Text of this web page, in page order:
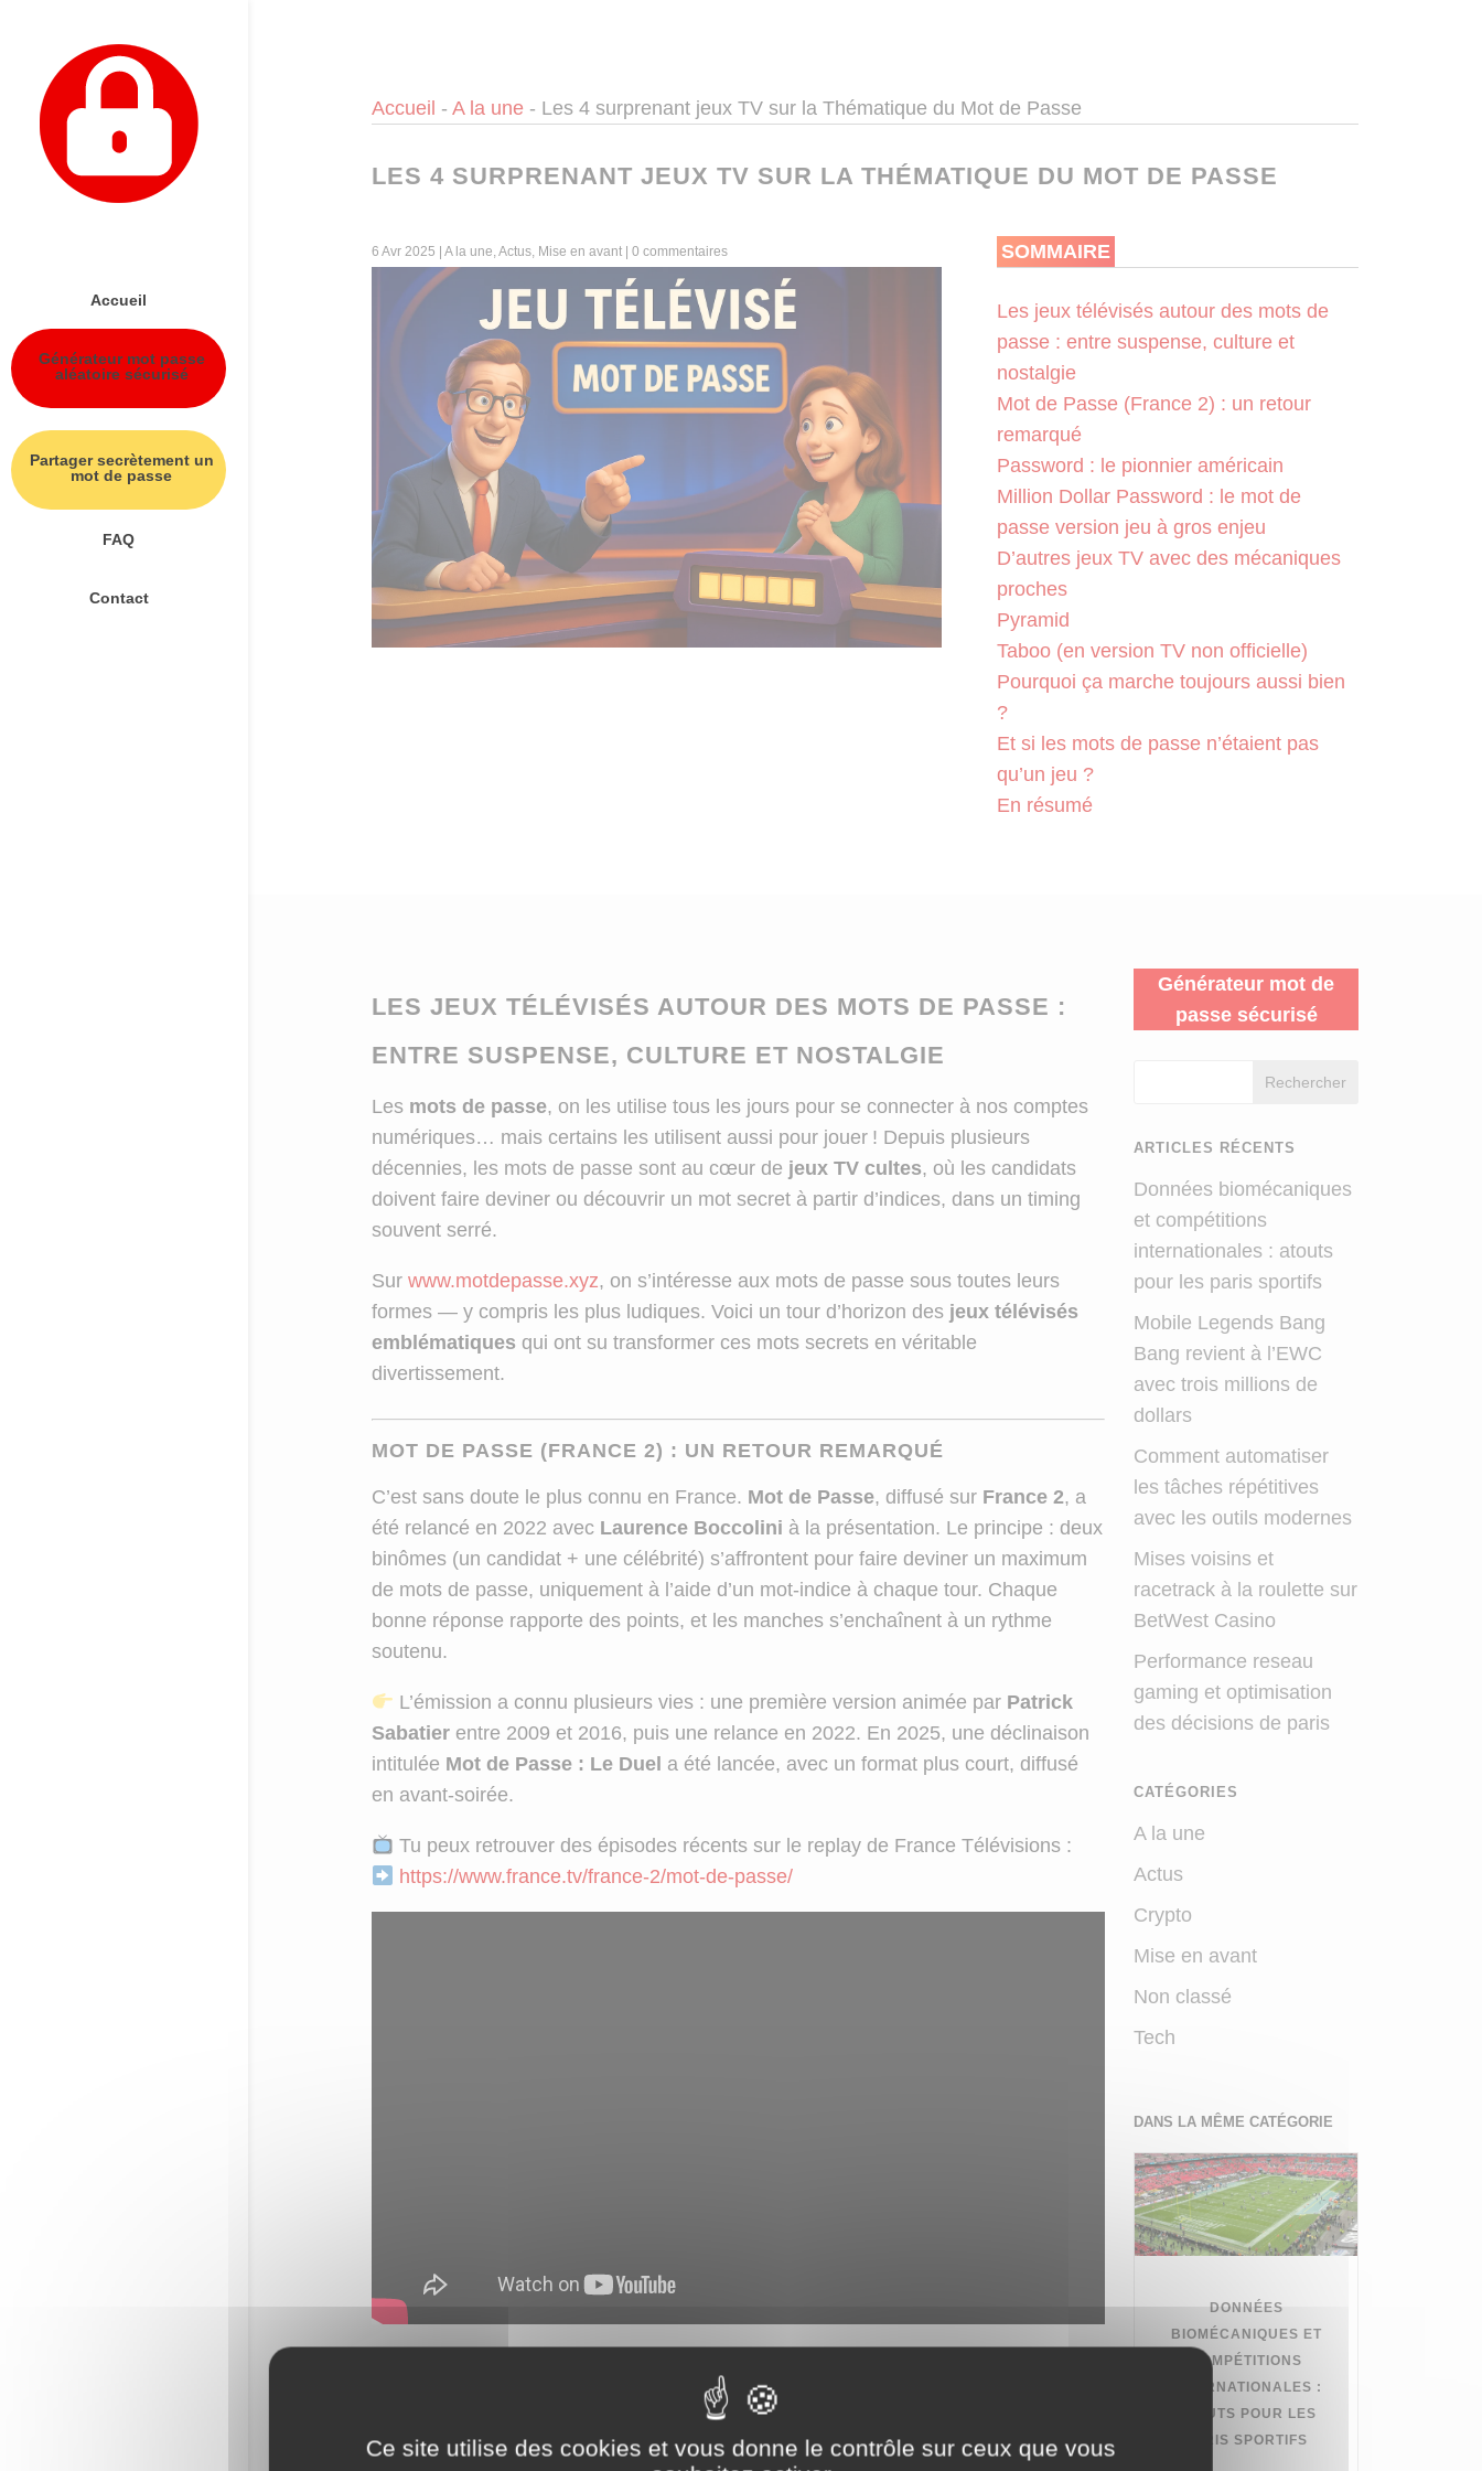
Accueil
Générateur mot passe
aléatoire sécurisé
Partager secrètement un
mot de passe
FAQ
Contact
Accueil - A la une - Les 4 surprenant jeux TV sur la Thématique du Mot de Passe
LES 4 SURPRENANT JEUX TV SUR LA THÉMATIQUE DU MOT DE PASSE
6 Avr 2025 A la une, Actus, Mise en avant| 0 commentaires SOMMAIRE
Les jeux télévisés autour des mots de
passe : entre suspense, culture et
nostalgie
Mot de Passe (France 2) : un retour
remarqué
Password : le pionnier américain
Million Dollar Password : le mot de
passe version jeu à gros enjeu
D’autres jeux TV avec des mécaniques
proches
Pyramid
Taboo (en version TV non officielle)
Pourquoi ça marche toujours aussi bien
?
Et si les mots de passe n’étaient pas
qu’un jeu ?
En résumé
LES JEUX TÉLÉVISÉS AUTOUR DES MOTS DE PASSE :
ENTRE SUSPENSE, CULTURE ET NOSTALGIE
Les mots de passe, on les utilise tous les jours pour se connecter à nos comptes
numériques… mais certains les utilisent aussi pour jouer ! Depuis plusieurs
décennies, les mots de passe sont au cœur de jeux TV cultes, où les candidats
doivent faire deviner ou découvrir un mot secret à partir d’indices, dans un timing
souvent serré.
Sur www.motdepasse.xyz, on s’intéresse aux mots de passe sous toutes leurs
formes — y compris les plus ludiques. Voici un tour d’horizon des jeux télévisés
emblématiques qui ont su transformer ces mots secrets en véritable
divertissement.
MOT DE PASSE (FRANCE 2) : UN RETOUR REMARQUÉ
C’est sans doute le plus connu en France. Mot de Passe, diffusé sur France 2, a
été relancé en 2022 avec Laurence Boccolini à la présentation. Le principe : deux
binômes (un candidat + une célébrité) s’affrontent pour faire deviner un maximum
de mots de passe, uniquement à l’aide d’un mot-indice à chaque tour. Chaque
bonne réponse rapporte des points, et les manches s’enchaînent à un rythme
soutenu.
L’émission a connu plusieurs vies : une première version animée par Patrick
Sabatierentre 2009 et 2016, puis une relance en 2022. En 2025, une déclinaison
intitulée Mot de Passe : Le Duel a été lancée, avec un format plus court, diffusé
en avant-soirée.
Tu peux retrouver des épisodes récents sur le replay de France Télévisions :
https://www.france.tv/france-2/mot-de-passe/
calculs complexes — juste une bonne dose d’intuition, un vocabulaire riche et une
Générateur mot de
passe sécurisé
Rechercher
ARTICLES RÉCENTS
Données biomécaniques
et compétitions
internationales : atouts
pour les paris sportifs
Mobile Legends Bang
Bang revient à l’EWC
avec trois millions de
dollars
Comment automatiser
les tâches répétitives
avec les outils modernes
Mises voisins et
racetrack à la roulette sur
BetWest Casino
Performance reseau
gaming et optimisation
des décisions de paris
CATÉGORIES
A la une
Actus
Crypto
Mise en avant
Non classé
Tech
DANS LA MÊME CATÉGORIE
DONNÉES
BIOMÉCANIQUES ET
COMPÉTITIONS
INTERNATIONALES :
ATOUTS POUR LES
PARIS SPORTIFS
Ce site utilise des cookies et vous donne le contrôle sur ceux que vous